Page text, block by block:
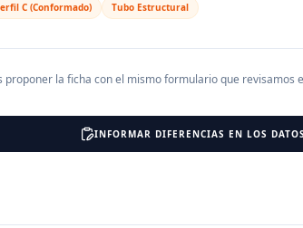
C (Conformado) Tubo Estructural
proponer la ficha con el mismo formulario que revisamos
INFORMAR DIFERENCIAS EN LOS DATOS